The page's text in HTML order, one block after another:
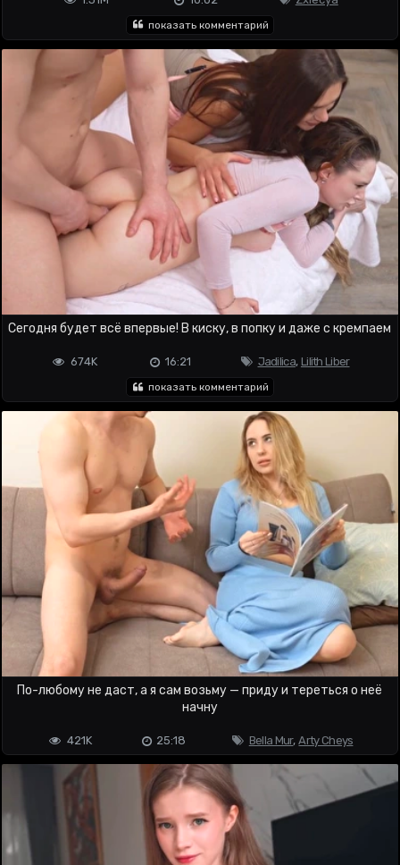
показать комментарий
Сегодня будет всё впервые! В киску, в попку и даже с кремпаем
Jadilica, Lilith Liber
16:21
674K
показать комментарий
По-любому не даст, а я сам возьму — приду и тереться о неё
начну
Bella Mur,Arty Cheys
25:18
421K